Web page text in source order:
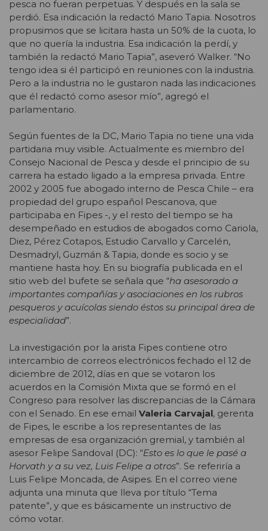
pesca no fueran perpetuas. Y después en la sala se
perdió. Esa indicación la redactó Mario Tapia. Nosotros
propusimos que se licitara hasta un 50% de la cuota, lo
que no quería la industria. Esa indicación la perdí, y
también la redactó Mario Tapia”, aseveró Walker. “No
tengo idea si él participó en reuniones con la industria.
Pero a la industria no le gustaron nada las indicaciones
que él redactó como asesor mío”, agregó el
parlamentario.
Según fuentes de la DC, Mario Tapia no tiene una vida
partidaria muy visible. Actualmente es miembro del
Consejo Nacional de Pesca y desde el principio de su
carrera ha estado ligado a la empresa privada. Entre
2002 y 2005 fue abogado interno de Pesca Chile – era
propiedad del grupo español Pescanova, que
participaba en Fipes -, y el resto del tiempo se ha
desempeñado en estudios de abogados como Cariola,
Diez, Pérez Cotapos, Estudio Carvallo y Carcelén,
Desmadryl, Guzmán & Tapia, donde es socio y se
mantiene hasta hoy. En su biografía publicada en el
sitio web del bufete se señala que “ha asesorado a
importantes compañías y asociaciones en los rubros
pesqueros y acuícolas siendo éstos su principal área de
especialidad”.
La investigación por la arista Fipes contiene otro
intercambio de correos electrónicos fechado el 12 de
diciembre de 2012, días en que se votaron los
acuerdos en la Comisión Mixta que se formó en el
Congreso para resolver las discrepancias de la Cámara
con el Senado. En ese email Valeria Carvajal, gerenta
de Fipes, le escribe a los representantes de las
empresas de esa organización gremial, y también al
asesor Felipe Sandoval (DC): “Esto es lo que le pasé a
Horvath y a su vez, Luis Felipe a otros”. Se referiría a
Luis Felipe Moncada, de Asipes. En el correo viene
adjunta una minuta que lleva por título “Tema
patente”, y que es básicamente un instructivo de
cómo votar.